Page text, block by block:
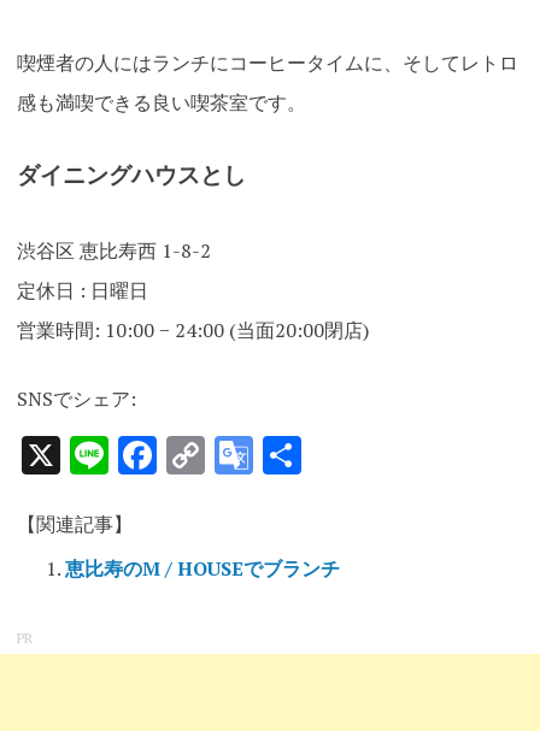
喫煙者の人にはランチにコーヒータイムに、そしてレトロ
感も満喫できる良い喫茶室です。
ダイニングハウスとし
渋谷区 恵比寿西 1-8-2
定休日 : 日曜日
営業時間: 10:00 − 24:00 (当面20:00閉店)
SNSでシェア:
X LineFacebook
CopyGoogle
共
【関連記事】
恵比寿のM / HOUSEでブランチ
PR